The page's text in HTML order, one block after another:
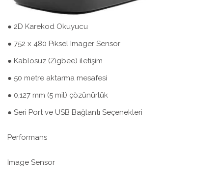
● 2D Karekod Okuyucu
● 752 x 480 Piksel Imager Sensor
● Kablosuz (Zigbee) iletişim
● 50 metre aktarma mesafesi
● 0,127 mm (5 mil) çözünürlük
● Seri Port ve USB Bağlantı Seçenekleri
Performans
Image Sensor